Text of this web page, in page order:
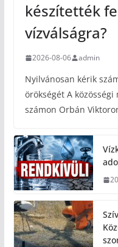
készítették
vízválságra?
2026-08-06 admin
Nyilvánosan kérik
örökségét A
számon Orbán